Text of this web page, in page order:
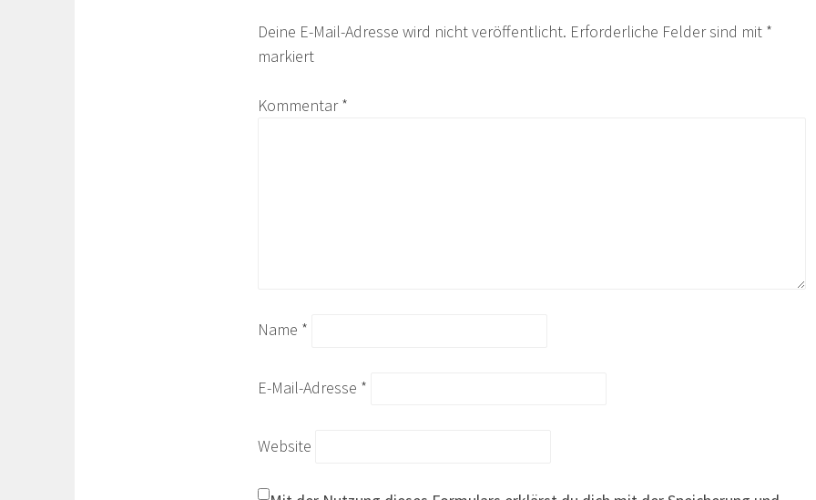
Deine E-Mail-Adresse wird nicht veröffentlicht. Erforderliche Felder sind mit *
markiert
Kommentar*
Name *
E-Mail-Adresse *
Website